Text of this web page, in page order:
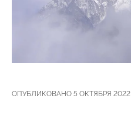
ОПУБЛИКОВАНО 5 ОКТЯБРЯ 2022